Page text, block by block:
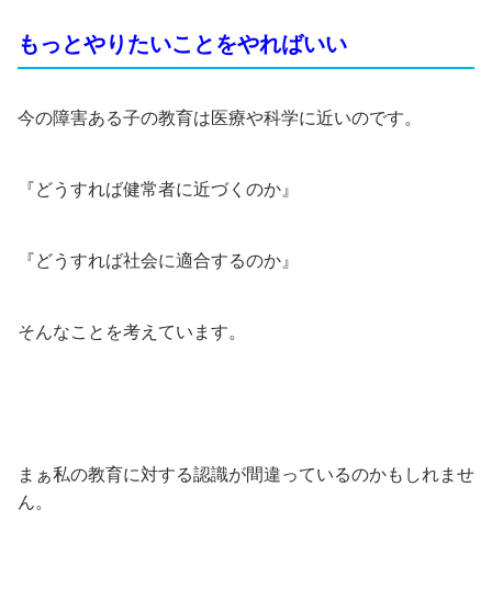
もっとやりたいことをやればいい
今の障害ある子の教育は医療や科学に近いのです。
『どうすれば健常者に近づくのか』
『どうすれば社会に適合するのか』
そんなことを考えています。
まぁ私の教育に対する認識が間違っているのかもしれませ
ん。